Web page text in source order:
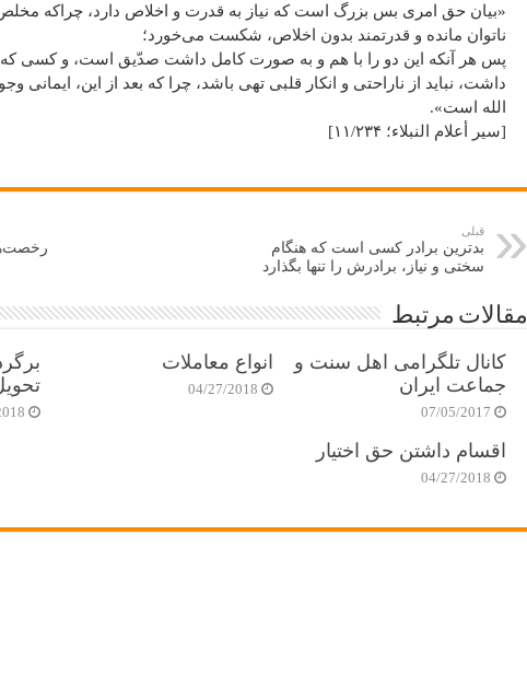
«بیان حق امری بس بزرگ است که نیاز به قدرت و اخلاص دارد، چراکه
ناتوان مانده و قدرتمند بدون اخلاص، شکست می‌خورد؛
پس هر آنکه این دو را با هم و به صورت کامل داشت صدّیق است، و کسی
داشت، نباید از ناراحتی و انکار قلبی تهی باشد، چرا که بعد از این، ایمانی
الله است».
[سیر أعلام النبلاء؛ ۱۱/۲۳۴]
قبلی
بدترین برادر کسی است که هنگام
سختی و نیاز، برادرش را تنها بگذارد
مقالات مرتبط
کانال تلگرامی اهل سنت و
جماعت ایران
07/05/2017
انواع معاملات
04/27/2018
اقسام داشتن حق اختیار
04/27/2018